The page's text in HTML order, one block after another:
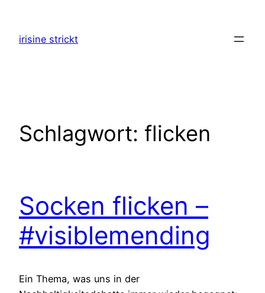
springen
irisine strickt
Schlagwort: flicken
Socken flicken –
#visiblemending
Ein Thema, was uns in der